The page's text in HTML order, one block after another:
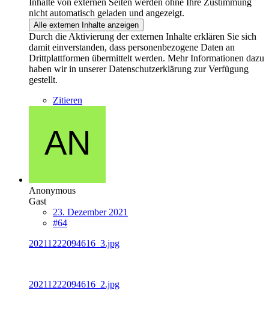
nicht automatisch geladen und angezeigt.
Alle externen Inhalte anzeigen
Durch die Aktivierung der externen Inhalte erklären Sie sich
damit einverstanden, dass personenbezogene Daten an
Drittplattformen übermittelt werden. Mehr Informationen dazu
haben wir in unserer Datenschutzerklärung zur Verfügung
gestellt.
Zitieren
Anonymous
Gast
23. Dezember 2021
#64
20211222094616_3.jpg
20211222094616_2.jpg